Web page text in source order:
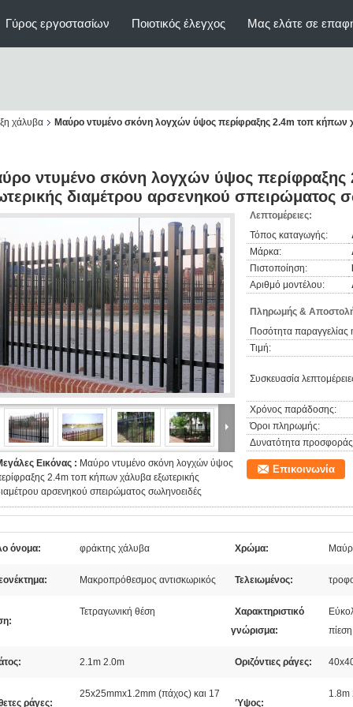
Γύρος εργοστασίων Ποιοτικός έλεγχος Μας ελάτε σε
χάλυβα Μαύρο ντυμένο σκόνη λογχών ύψος περίφραξης 2.4m τοπ κήπων
ντυμένο σκόνη λογχών ύψος
διαμέτρου αρσενηκού σπειρώματος
Εικόνας : Μαύρο ντυμένο σκόνη λογχών ύψος
2.4m τοπ κήπων χάλυβα εξωτερικής
αρσενηκού σπειρώματος σωληνοειδές
Λεπτομέρειες:
Τόπος καταγωγής:
Μάρκα:
Πιστοποίηση:
Αριθμό μοντέλου:
Πληρωμής &
Ποσότητα παραγγελίας
Τιμή:
Συσκευασία
Χρόνος παράδοσης:
Όροι πληρωμής:
Δυνατότητα
Επικοινωνία
όνομα: φράκτης χάλυβα Χρώμα:
Μακροπρόθεσμος αντισκωρικός Τελειωμένος:
Τετραγωνική θέση
Χαρακτηριστικό
γνώρισμα:
2.1m 2.0m Οριζόντιες ράγες:
ράγες:
25x25mmx1.2mm (πάχος) και 17
Ύψος:
1.8m